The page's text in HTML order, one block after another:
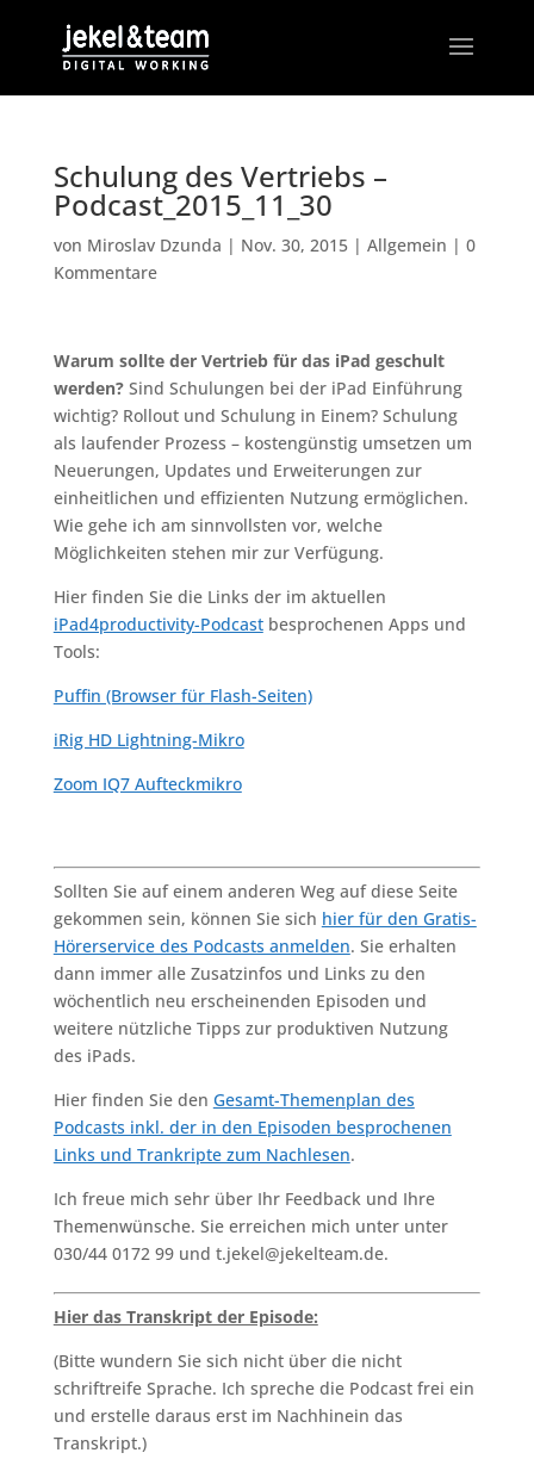
Schulung des Vertriebs –
Podcast_2015_11_30
von Miroslav Dzunda | Nov. 30, 2015| Allgemein | 0
Kommentare
Warum sollte der Vertrieb für das iPad geschult
werden? Sind Schulungen bei der iPad Einführung
wichtig? Rollout und Schulung in Einem? Schulung
als laufender Prozess – kostengünstig umsetzen um
Neuerungen, Updates und Erweiterungen zur
einheitlichen und effizienten Nutzung ermöglichen.
Wie gehe ich am sinnvollsten vor, welche
Möglichkeiten stehen mir zur Verfügung.
Hier finden Sie die Links der im aktuellen
iPad4productivity-Podcastbesprochenen Apps und
Tools:
Puffin (Browser für Flash-Seiten)
iRig HD Lightning-Mikro
Zoom IQ7 Aufteckmikro
Sollten Sie auf einem anderen Weg auf diese Seite
gekommen sein, können Sie sich hier für den Gratis-
Hörerservice des Podcasts anmelden. Sie erhalten
dann immer alle Zusatzinfos und Links zu den
wöchentlich neu erscheinenden Episoden und
weitere nützliche Tipps zur produktiven Nutzung
des iPads.
Hier finden Sie den Gesamt-Themenplan des
Podcasts inkl. der in den Episoden besprochenen
Links und Trankripte zum Nachlesen.
Ich freue mich sehr über Ihr Feedback und Ihre
Themenwünsche. Sie erreichen mich unter unter
030/44 0172 99 und t.jekel@jekelteam.de.
Hier das Transkript der Episode:
(Bitte wundern Sie sich nicht über die nicht
schriftreife Sprache. Ich spreche die Podcast frei ein
und erstelle daraus erst im Nachhinein das
Transkript.)